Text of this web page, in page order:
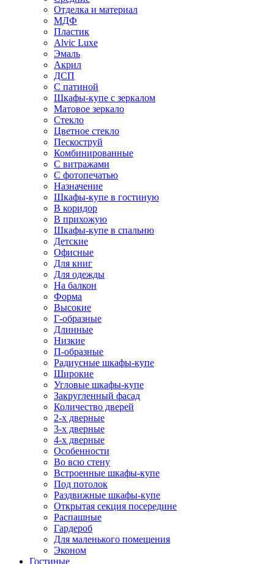
Отделка и материал
МДФ
Пластик
Alvic Luxe
Эмаль
Акрил
ДСП
С патиной
Шкафы-купе с зеркалом
Матовое зеркало
Стекло
Цветное стекло
Пескоструй
Комбинированные
С витражами
С фотопечатью
Назначение
Шкафы-купе в гостиную
В коридор
В прихожую
Шкафы-купе в спальню
Детские
Офисные
Для книг
Для одежды
На балкон
Форма
Высокие
Г-образные
Длинные
Низкие
П-образные
Радиусные шкафы-купе
Широкие
Угловые шкафы-купе
Закругленный фасад
Количество дверей
2-х дверные
3-х дверные
4-х дверные
Особенности
Во всю стену
Встроенные шкафы-купе
Под потолок
Раздвижные шкафы-купе
Открытая секция посередине
Распашные
Гардероб
Для маленького помещения
Эконом
Гостиные